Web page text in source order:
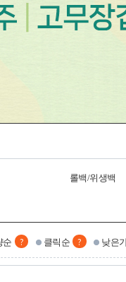
롤백/위생백
순 ? 클릭순 ? 낮은